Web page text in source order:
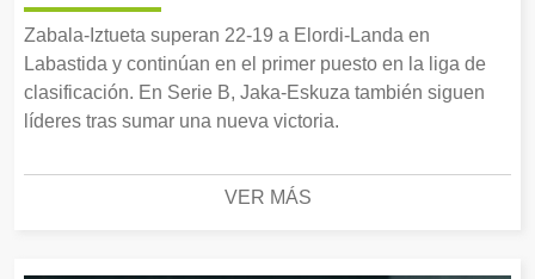
Zabala-Iztueta superan 22-19 a Elordi-Landa en
Labastida y continúan en el primer puesto en la liga de
clasificación. En Serie B, Jaka-Eskuza también siguen
líderes tras sumar una nueva victoria.
VER MÁS